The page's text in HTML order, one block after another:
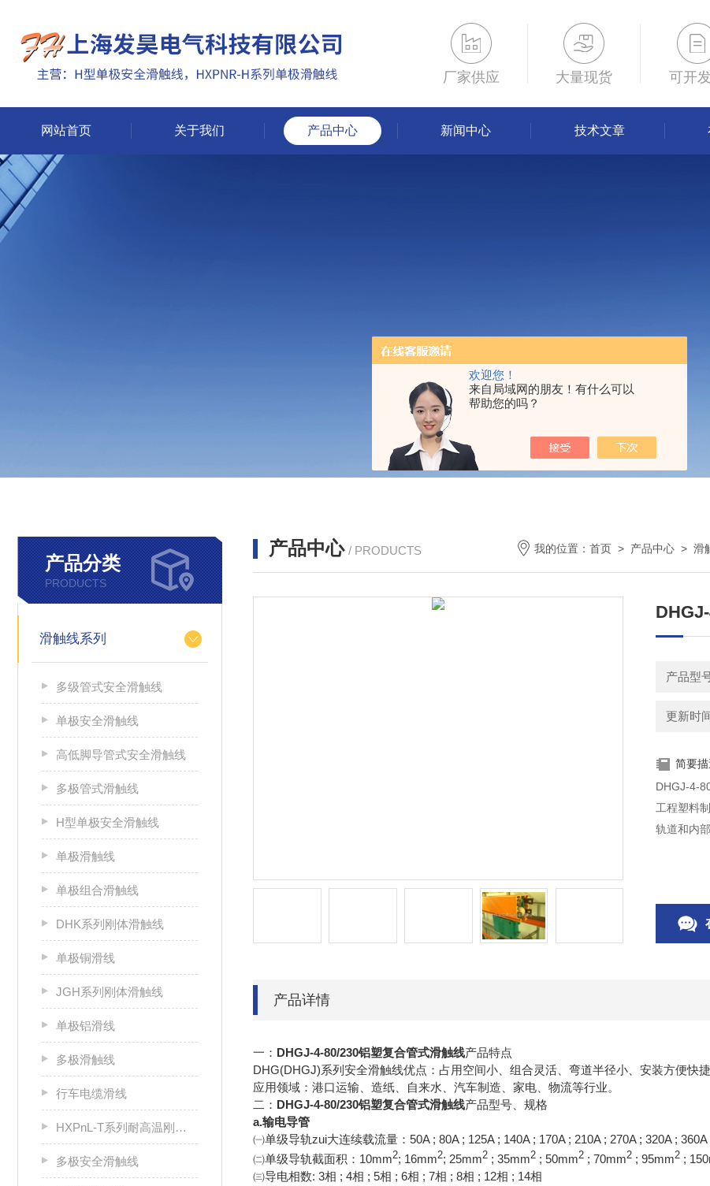
欢迎您！
来自局域网的朋友！有什么可以
帮助您的吗？
厂家供应 大量现货 可开
网站首页 关于我们 产品中心 新闻中心 技术文章
产品分类
PRODUCTS
滑触线系列
多级管式安全滑触线
单极安全滑触线
高低脚导管式安全滑触线
多极管式滑触线
H型单极安全滑触线
单极滑触线
单极组合滑触线
DHK系列刚体滑触线
单极铜滑线
JGH系列刚体滑触线
单极铝滑线
多极滑触线
行车电缆滑线
HXPnL-T系列耐高温刚体滑触线
多极安全滑触线
产品中心 / PRODUCTS 我的位置： 首页 > 产品中心 > 滑
产品型
更新时
简要描
DHGJ-4-
工程塑料
轨道和内
产品详情
一： DHGJ-4-80/230铝塑复合管式滑触线产品特点
DHG(DHGJ)系列安全滑触线优点：占用空间小、组合灵活、弯道半径小、安装方便快捷
应用领域：港口运输、造纸、自来水、汽车制造、家电、物流等行业。
二： DHGJ-4-80/230铝塑复合管式滑触线产品型号、规格
a.输电导管
㈠单级导轨zui大连续载流量：50A ; 80A ; 125A ; 140A ; 170A ; 210A ; 270A ; 320A ; 360A
㈡单级导轨截面积：10mm2; 16mm2; 25mm2 ; 35mm2 ; 50mm2 ; 70mm2 ; 95mm2 ;
㈢导电相数: 3相 ; 4相 ; 5相 ; 6相 ; 7相 ; 8相 ; 12相 ; 14相